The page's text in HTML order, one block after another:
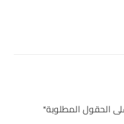
الحقول المطلوبة*